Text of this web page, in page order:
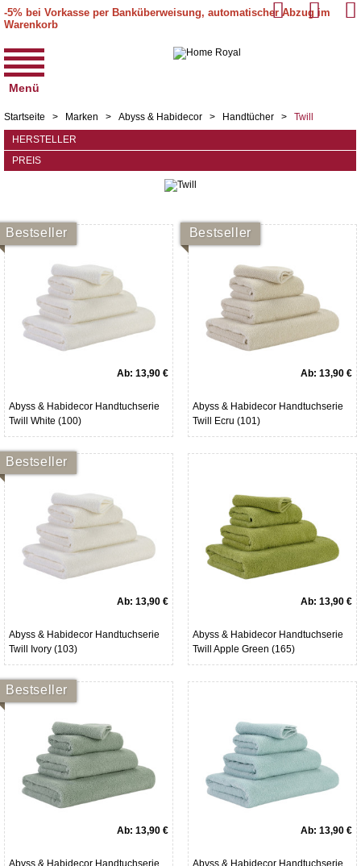
-5% bei Vorkasse per Banküberweisung, automatischer Abzug im
Warenkorb
Menü
Startseite > Marken > Abyss & Habidecor > Handtücher >
Twill
HERSTELLER
PREIS
Bestseller
Ab: 13,90 €
Abyss & Habidecor Handtuchserie
Twill White (100)
Bestseller
Ab: 13,90 €
Abyss & Habidecor Handtuchserie
Twill Ecru (101)
Bestseller
Ab: 13,90 €
Abyss & Habidecor Handtuchserie
Twill Ivory (103)
Ab: 13,90 €
Abyss & Habidecor Handtuchserie
Twill Apple Green (165)
Bestseller
Ab: 13,90 €
Abyss & Habidecor Handtuchserie
Ab: 13,90 €
Abyss & Habidecor Handtuchserie